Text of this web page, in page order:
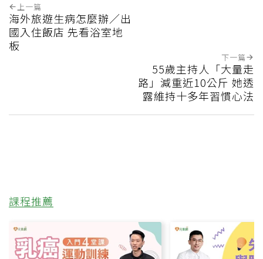
上一篇
海外旅遊生病怎麼辦／出
國入住飯店 先看浴室地
板
下一篇
55歲主持人「大量走
路」減重近10公斤 她透
露維持十多年習慣心法
課程推薦